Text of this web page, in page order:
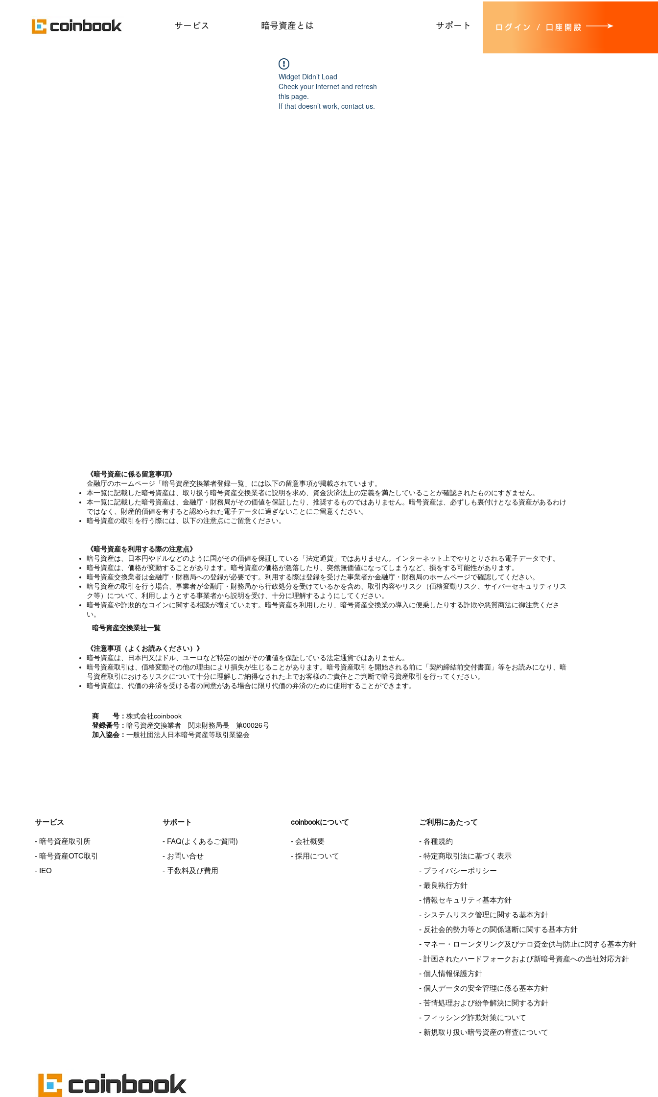
​サービス 暗号資産とは サポート ログイン / 口座開設
Widget Didn’t Load
Check your internet and refresh
this page.
If that doesn’t work, contact us.
《暗号資産に係る留意事項》
金融庁のホームページ「暗号資産交換業者登録一覧」には以下の留意事項が掲載されています。
本一覧に記載した暗号資産は、取り扱う暗号資産交換業者に説明を求め、資金決済法上の定義を満たしていることが確認されたものにすぎません。
本一覧に記載した暗号資産は、金融庁・財務局がその価値を保証したり、推奨するものではありません。暗号資産は、必ずしも裏付けとなる資産があるわけ
ではなく、財産的価値を有すると認められた電子データに過ぎないことにご留意ください。
暗号資産の取引を行う際には、以下の注意点にご留意ください。
《暗号資産を利用する際の注意点》
暗号資産は、日本円やドルなどのように国がその価値を保証している「法定通貨」ではありません。インターネット上でやりとりされる電子データです。
暗号資産は、価格が変動することがあります。暗号資産の価格が急落したり、突然無価値になってしまうなど、損をする可能性があります。
暗号資産交換業者は金融庁・財務局への登録が必要です。利用する際は登録を受けた事業者か金融庁・財務局のホームページで確認してください。
暗号資産の取引を行う場合、事業者が金融庁・財務局から行政処分を受けているかを含め、取引内容やリスク（価格変動リスク、サイバーセキュリティリス
ク等）について、利用しようとする事業者から説明を受け、十分に理解するようにしてください。
暗号資産や詐欺的なコインに関する相談が増えています。暗号資産を利用したり、暗号資産交換業の導入に便乗したりする詐欺や悪質商法に御注意くださ
い。
暗号資産交換業社一覧
《注意事項（よくお読みください）》
暗号資産は、日本円又はドル、ユーロなど特定の国がその価値を保証している法定通貨ではありません。
暗号資産取引は、価格変動その他の理由により損失が生じることがあります。暗号資産取引を開始される前に「契約締結前交付書面」等をお読みになり、暗
号資産取引におけるリスクについて十分に理解しご納得なされた上でお客様のご責任とご判断で暗号資産取引を行ってください。
暗号資産は、代価の弁済を受ける者の同意がある場合に限り代価の弁済のために使用することができます。
商 号： 株式会社coinbook
登録番号： 暗号資産交換業者 関東財務局長 第00026号
加入協会： 一般社団法人日本暗号資産等取引業協会
coinbookについて
- 会社概要
- 採用について
サポート
- FAQ(よくあるご質問)
- お問い合せ
- 手数料及び費用
サービス
- 暗号資産取引所
- 暗号資産OTC取引
- IEO
ご利用にあたって
- 各種規約
- 特定商取引法に基づく表示
- プライバシーポリシー
- 最良執行方針
- 情報セキュリティ基本方針
- システムリスク管理に関する基本方針
- 反社会的勢力等との関係遮断に関する基本方針
- マネー・ローンダリング及びテロ資金供与防止に関する基本方針
- 計画されたハードフォークおよび新暗号資産への当社対応方針
- 個人情報保護方針
- 個人データの安全管理に係る基本方針
- 苦情処理および紛争解決に関する方針
- フィッシング詐欺対策について
- 新規取り扱い暗号資産の審査について